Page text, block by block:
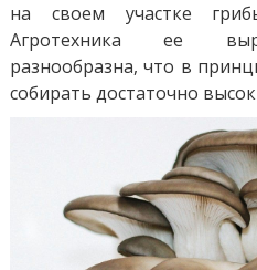
на своем участке
Агротехника ее
разнообразна, что в
собирать достаточно